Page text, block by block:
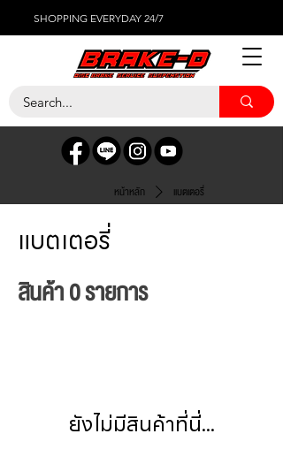
SHOPPING EVERYDAY 24/7
หน้าหลัก แบตเตอรี่
แบตเตอรี่
สินค้า 0 รายการ
ยังไม่มีสินค้าที่นี่...